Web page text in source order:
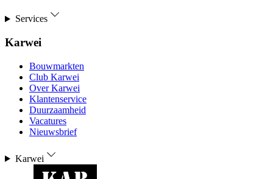
Services
Karwei
Bouwmarkten
Club Karwei
Over Karwei
Klantenservice
Duurzaamheid
Vacatures
Nieuwsbrief
Karwei